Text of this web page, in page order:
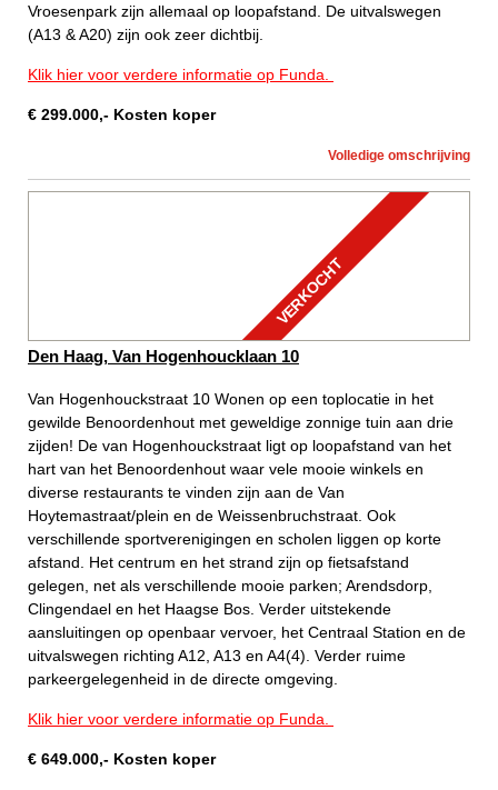
Vroesenpark zijn allemaal op loopafstand. De uitvalswegen
(A13 & A20) zijn ook zeer dichtbij.
Klik hier voor verdere informatie op Funda.
€ 299.000,- Kosten koper
Volledige omschrijving
VERKOCHT
Den Haag, Van Hogenhoucklaan 10
Van Hogenhouckstraat 10 Wonen op een toplocatie in het
gewilde Benoordenhout met geweldige zonnige tuin aan drie
zijden! De van Hogenhouckstraat ligt op loopafstand van het
hart van het Benoordenhout waar vele mooie winkels en
diverse restaurants te vinden zijn aan de Van
Hoytemastraat/plein en de Weissenbruchstraat. Ook
verschillende sportverenigingen en scholen liggen op korte
afstand. Het centrum en het strand zijn op fietsafstand
gelegen, net als verschillende mooie parken; Arendsdorp,
Clingendael en het Haagse Bos. Verder uitstekende
aansluitingen op openbaar vervoer, het Centraal Station en de
uitvalswegen richting A12, A13 en A4(4). Verder ruime
parkeergelegenheid in de directe omgeving.
Klik hier voor verdere informatie op Funda.
€ 649.000,- Kosten koper